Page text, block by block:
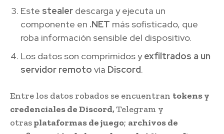
Este stealer descarga y ejecuta un
componente en .NET más sofisticado, que
roba información sensible del dispositivo.
Los datos son comprimidos yexfiltrados a un
servidor remoto vía Discord.
Entre los datos robados se encuentran tokens y
credenciales de Discord,Telegram y
otrasplataformas de juego; archivos de